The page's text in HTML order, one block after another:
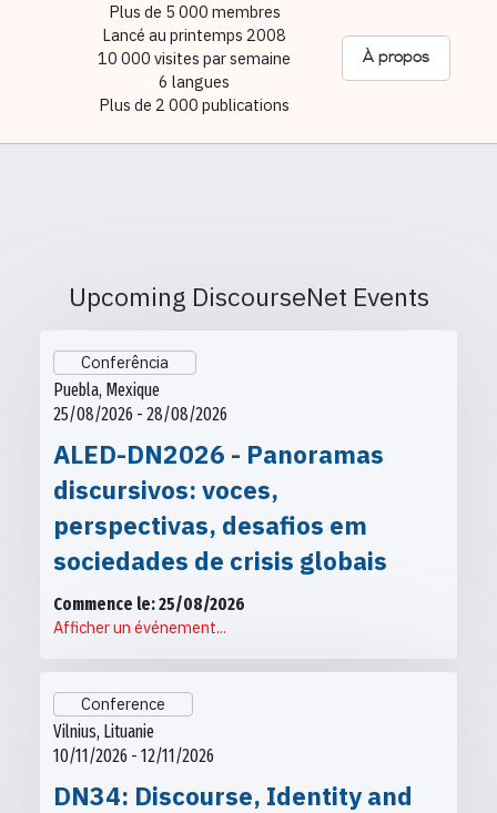
Plus de 5 000 membres
Lancé au printemps 2008
10 000 visites par semaine
6 langues
Plus de 2 000 publications
À propos
Upcoming DiscourseNet Events
Conferência
Puebla, Mexique
25/08/2026 - 28/08/2026
ALED-DN2026 - Panoramas
discursivos: voces,
perspectivas, desafios em
sociedades de crisis globais
Commence le: 25/08/2026
Afficher un événement...
Conference
Vilnius, Lituanie
10/11/2026 - 12/11/2026
DN34: Discourse, Identity and